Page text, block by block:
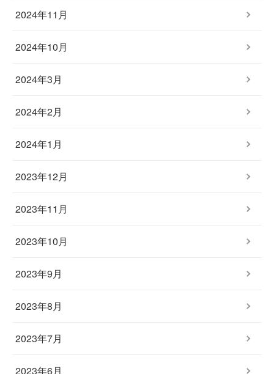
2024年11月
2024年10月
2024年3月
2024年2月
2024年1月
2023年12月
2023年11月
2023年10月
2023年9月
2023年8月
2023年7月
2023年6月